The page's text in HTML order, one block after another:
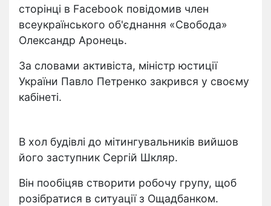
сторінці в Facebook повідомив член
всеукраїнського об'єднання «Свобода»
Олександр Аронець.
За словами активіста, міністр юстиції
України Павло Петренко закрився у своєму
кабінеті.
В хол будівлі до мітингувальників вийшов
його заступник Сергій Шкляр.
Він пообіцяв створити робочу групу, щоб
розібратися в ситуації з Ощадбанком.